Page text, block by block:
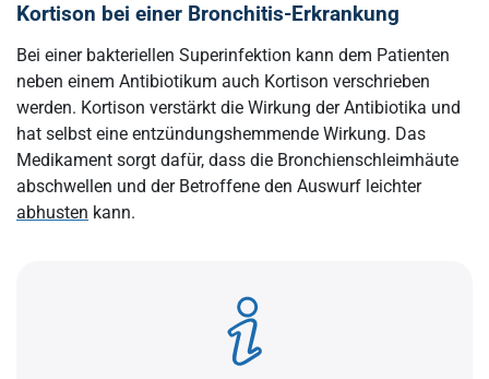
Kortison bei einer Bronchitis-Erkrankung
Bei einer bakteriellen Superinfektion kann dem Patienten
neben einem Antibiotikum auch Kortison verschrieben
werden. Kortison verstärkt die Wirkung der Antibiotika und
hat selbst eine entzündungshemmende Wirkung. Das
Medikament sorgt dafür, dass die Bronchienschleimhäute
abschwellen und der Betroffene den Auswurf leichter
abhusten kann.